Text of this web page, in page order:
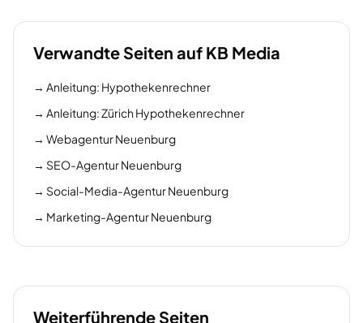
Verwandte Seiten auf KB Media
→ Anleitung: Hypothekenrechner
→ Anleitung: Zürich Hypothekenrechner
→ Webagentur Neuenburg
→ SEO-Agentur Neuenburg
→ Social-Media-Agentur Neuenburg
→ Marketing-Agentur Neuenburg
Weiterführende Seiten